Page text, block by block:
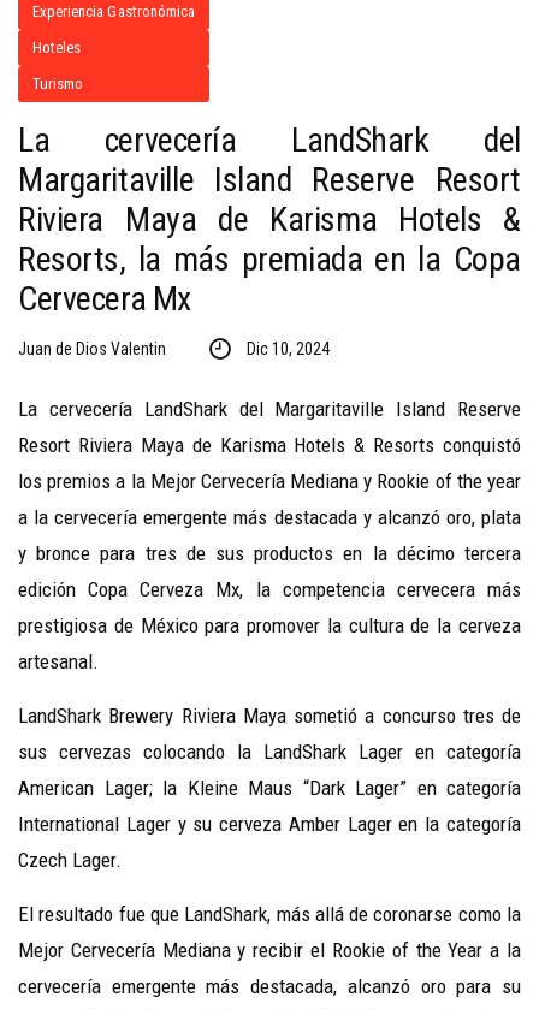
Experiencia Gastronómica
Hoteles
Turismo
La cervecería LandShark del
Margaritaville Island Reserve Resort
Riviera Maya de Karisma Hotels &
Resorts, la más premiada en la Copa
Cervecera Mx
Juan de Dios Valentin Dic 10, 2024
La cervecería LandShark del Margaritaville Island Reserve
Resort Riviera Maya de Karisma Hotels & Resorts conquistó
los premios a la Mejor Cervecería Mediana y Rookie of the year
a la cervecería emergente más destacada y alcanzó oro, plata
y bronce para tres de sus productos en la décimo tercera
edición Copa Cerveza Mx, la competencia cervecera más
prestigiosa de México para promover la cultura de la cerveza
artesanal.
LandShark Brewery Riviera Maya sometió a concurso tres de
sus cervezas colocando la LandShark Lager en categoría
American Lager; la Kleine Maus “Dark Lager” en categoría
International Lager y su cerveza Amber Lager en la categoría
Czech Lager.
El resultado fue que LandShark, más allá de coronarse como la
Mejor Cervecería Mediana y recibir el Rookie of the Year a la
cervecería emergente más destacada, alcanzó oro para su